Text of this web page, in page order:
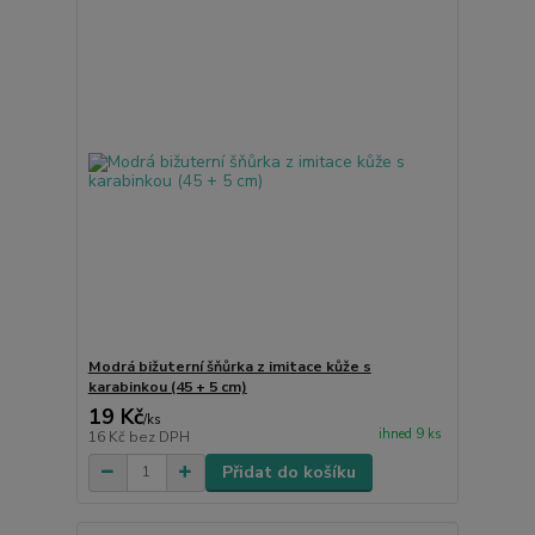
Modrá bižuterní šňůrka z imitace kůže s
karabinkou (45 + 5 cm)
19 Kč/ks
16 Kč bez DPH ihned 9 ks
Přidat do košíku